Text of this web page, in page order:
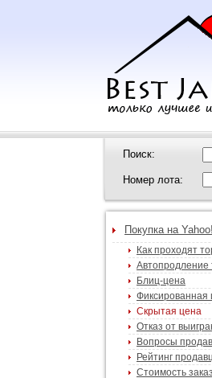
Поиск:
Номер лота:
Покупка на
Как проходят
Автопродление
Блиц-цена
Фиксированная
Скрытая цена
Отказ от
Вопросы
Рейтинг
Стоимость